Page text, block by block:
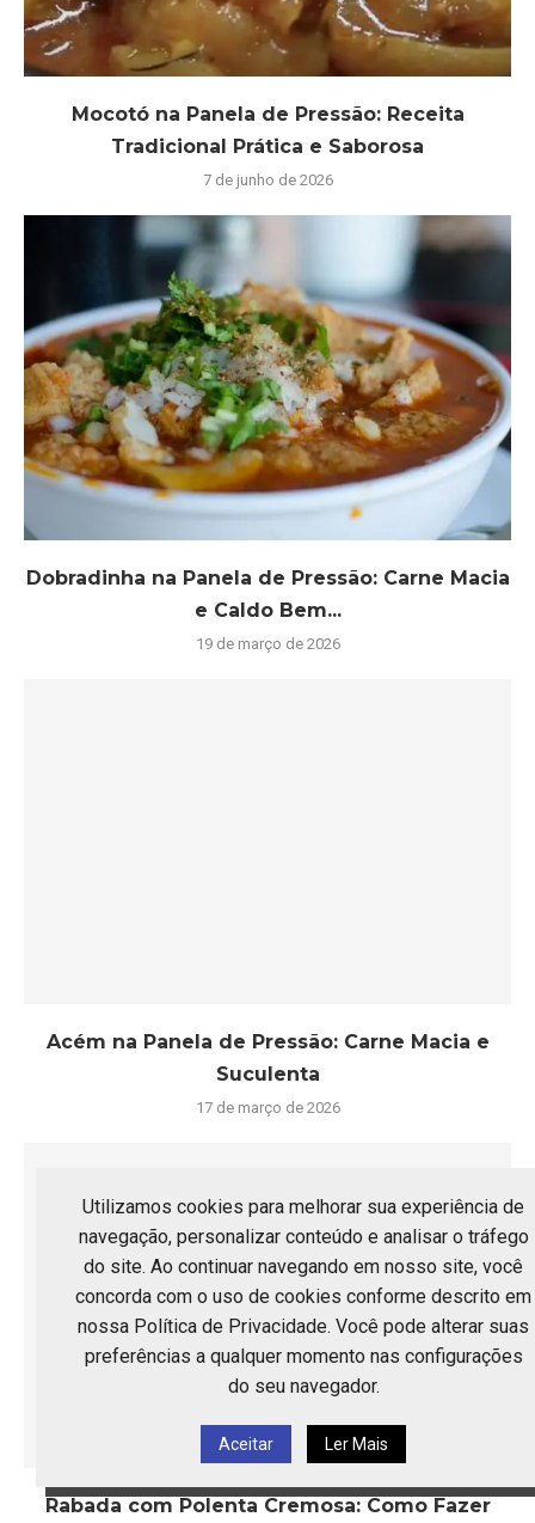
Mocotó na Panela de Pressão: Receita
Tradicional Prática e Saborosa
7 de junho de 2026
Dobradinha na Panela de Pressão: Carne Macia
e Caldo Bem...
19 de março de 2026
Acém na Panela de Pressão: Carne Macia e
Suculenta
17 de março de 2026
Rabada com Polenta Cremosa: Como Fazer
Utilizamos cookies para melhorar sua experiência de
navegação, personalizar conteúdo e analisar o tráfego
do site. Ao continuar navegando em nosso site, você
concorda com o uso de cookies conforme descrito em
nossa Política de Privacidade. Você pode alterar suas
preferências a qualquer momento nas configurações
do seu navegador.
Aceitar Ler Mais